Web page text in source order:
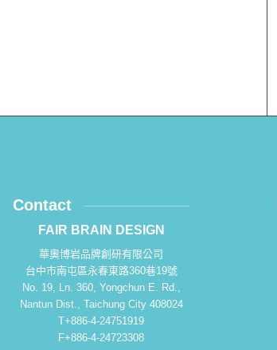
Contact
FAIR BRAIN DESIGN
華奧博岩品牌創研有限公司
台中市南屯區永春東路360巷19號
No. 19, Ln. 360, Yongchun E. Rd.,
Nantun Dist., Taichung City 408024
T+886-4-24751919
F+886-4-24723308